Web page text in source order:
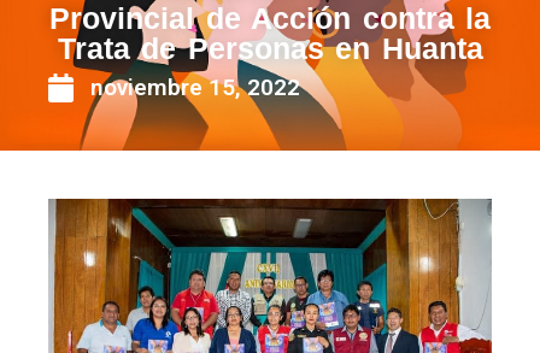
Provincial de Acción contra la
Trata de Personas en Huanta
noviembre 15, 2022